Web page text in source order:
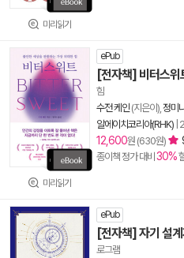
미리읽기
미리읽기
ePub
[전자책] 비터스위
힘
수전 케인 (지은이), 정미
알에이치코리아(RHK)
12,600원 (630원)
종이책 정가 대비 30%
ePub
[전자책] 자기 설
로그램